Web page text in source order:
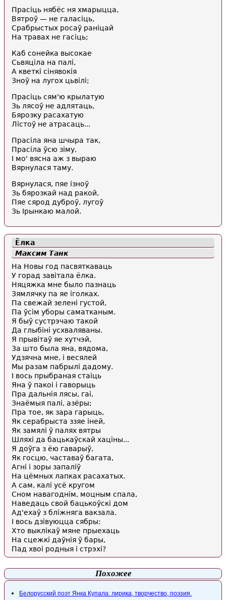
Прасіць нябёс ня хмарыцца,
Вятроў — не галасіць,
Срабрыстых росаў раніцай
На травах не гасіць;
Каб сонейка высокае
Сьвяціла на палі,
А кветкі сінявокія
Зноў на лугох цьвілі;
Прасіць сям'ю крылатую
Зь лясоў не адлятаць,
Бярозку расахатую
Лістоў не атрасаць...
Прасіла яна шчыра так,
Прасіла ўсю зіму,
І мо' вясна аж з выраю
Вярнулася таму.
Вярнулася, пяе ізноў
Зь бярозкай над ракой,
Пяе сярод дуброў, лугоў
Зь Ірынкаю малой.
Ёлка
Максим Танк
На Новы год пасвяткаваць
У горад завітала ёлка.
Няцяжка мне было пазнаць
Зямлячку па яе іголках.
Па свежай зелені густой,
Па ўсім уборы саматканым.
Я быў сустрэчаю такой
Да глыбіні усхваляваны.
Я прывітаў яе хутчэй,
За што была яна, вядома,
Удзячна мне, і весялей
Мы разам пабрылі дадому.
I вось прыбраная стаіць
Яна ў пакоі і гаворыць
Пра дальнія лясы, гаі,
Знаёмыя палі, азёры;
Пра тое, як зара гарыць,
Як серабрыста ззяе іней,
Як замялі ў палях вятры
Шляхі да бацькаўскай хаціны...
Я доўга з ёю гаварыў,
Як госцю, частаваў багата,
Агні і зоры запаліў
На цёмных лапках расахатых.
А сам, калі усё кругом
Сном навагоднім, моцным спала,
Наведаць свой бацькоўскі дом
Ад'ехаў з бліжняга вакзала.
I вось дзівуюцца сябры:
Хто выклікаў мяне прыехаць
На сцежкі даўнія ў бары,
Пад хвоі родныя і стрэхі?
Похожее
Белорусский поэт Янка Купала: лирика, творчество, поэзия.